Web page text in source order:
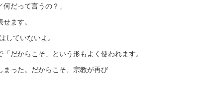
って言うの？」
ます。
ていないよ。
だからこそ」という形もよく使われます。
た。だからこそ、宗教が再び